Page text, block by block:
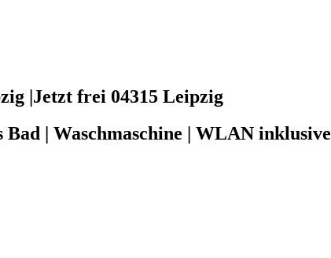
|Jetzt frei 04315 Leipzig
| Waschmaschine | WLAN inklusive